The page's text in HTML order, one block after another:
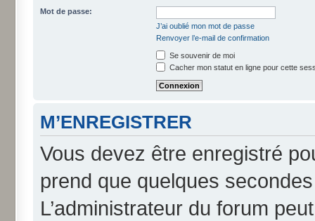
Mot de passe:
J’ai oublié mon mot de passe
Renvoyer l’e-mail de confirmation
Se souvenir de moi
Cacher mon statut en ligne pour cette
M’ENREGISTRER
Vous devez être enregistré
prend que quelques
L’administrateur du forum